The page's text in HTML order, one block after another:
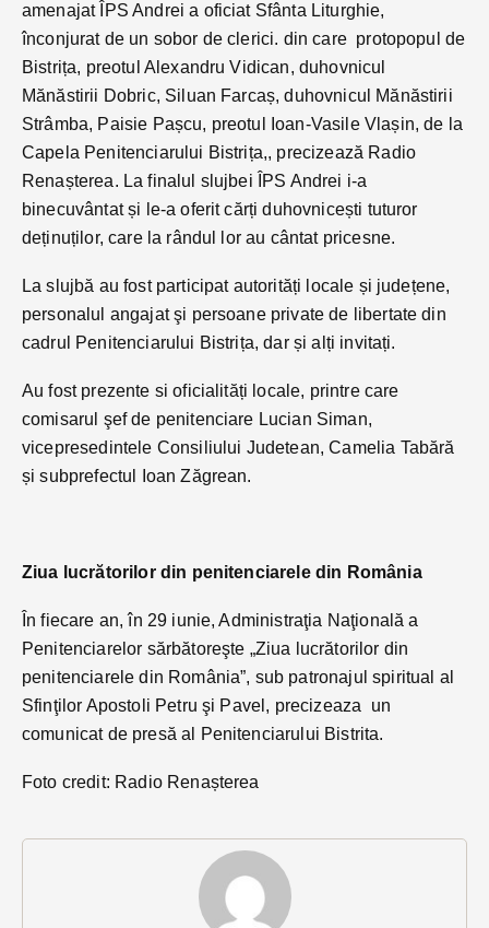
amenajat ÎPS Andrei a oficiat Sfânta Liturghie,
înconjurat de un sobor de clerici. din care protopopul de
Bistrița, preotul Alexandru Vidican, duhovnicul
Mănăstirii Dobric, Siluan Farcaș, duhovnicul Mănăstirii
Strâmba, Paisie Pașcu, preotul Ioan-Vasile Vlașin, de la
Capela Penitenciarului Bistrița,, precizează Radio
Renașterea. La finalul slujbei ÎPS Andrei i-a
binecuvântat și le-a oferit cărți duhovnicești tuturor
deținuților, care la rândul lor au cântat pricesne.
La slujbă au fost participat autorități locale și județene,
personalul angajat şi persoane private de libertate din
cadrul Penitenciarului Bistrița, dar și alți invitați.
Au fost prezente si oficialități locale, printre care
comisarul şef de penitenciare Lucian Siman,
vicepresedintele Consiliului Judetean, Camelia Tabără
și subprefectul Ioan Zăgrean.
Ziua lucrătorilor din penitenciarele din România
În fiecare an, în 29 iunie, Administraţia Naţională a
Penitenciarelor sărbătoreşte „Ziua lucrătorilor din
penitenciarele din România”, sub patronajul spiritual al
Sfinţilor Apostoli Petru şi Pavel, precizeaza un
comunicat de presă al Penitenciarului Bistrita.
Foto credit: Radio Renașterea